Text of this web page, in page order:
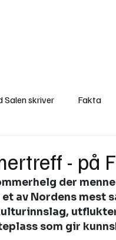
Salen skriver Fakta
artikler Gaute
- på
der
av Nordens mest
som gir